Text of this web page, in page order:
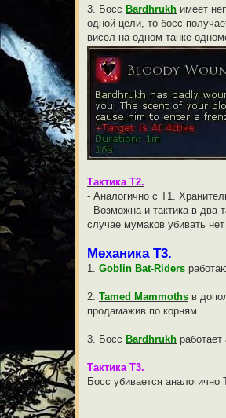
3. Босс Bardhrukh имеет
одной цели, то босс
висел на одном танке
Тактика Т2.
- Аналогично с Т1.
- Возможна и тактика в два
случае мумаков убивать
Механика Т3.
1. Goblin Bat-Riders
2. Tamed Mammoths в
продамажив по корням.
3. Босс Bardhrukh работает
Тактика Т3.
Босс убивается аналогично